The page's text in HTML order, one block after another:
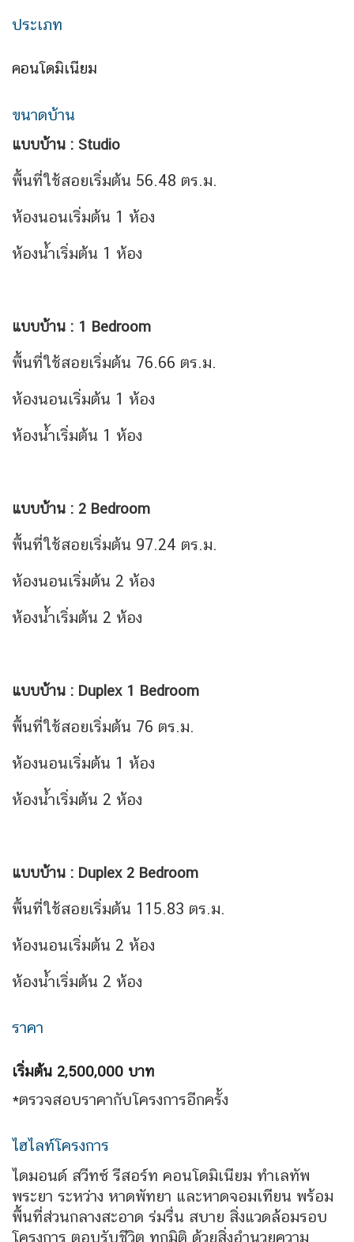
ประเภท
คอนโดมิเนียม
ขนาดบ้าน
แบบบ้าน : Studio
พื้นที่ใช้สอยเริ่มต้น 56.48 ตร.ม.
ห้องนอนเริ่มต้น 1 ห้อง
ห้องน้ำเริ่มต้น 1 ห้อง
แบบบ้าน : 1 Bedroom
พื้นที่ใช้สอยเริ่มต้น 76.66 ตร.ม.
ห้องนอนเริ่มต้น 1 ห้อง
ห้องน้ำเริ่มต้น 1 ห้อง
แบบบ้าน : 2 Bedroom
พื้นที่ใช้สอยเริ่มต้น 97.24 ตร.ม.
ห้องนอนเริ่มต้น 2 ห้อง
ห้องน้ำเริ่มต้น 2 ห้อง
แบบบ้าน : Duplex 1 Bedroom
พื้นที่ใช้สอยเริ่มต้น 76 ตร.ม.
ห้องนอนเริ่มต้น 1 ห้อง
ห้องน้ำเริ่มต้น 2 ห้อง
แบบบ้าน : Duplex 2 Bedroom
พื้นที่ใช้สอยเริ่มต้น 115.83 ตร.ม.
ห้องนอนเริ่มต้น 2 ห้อง
ห้องน้ำเริ่มต้น 2 ห้อง
ราคา
เริ่มต้น 2,500,000 บาท
*ตรวจสอบราคากับโครงการอีกครั้ง
ไฮไลท์โครงการ
ไดมอนด์ สวีทซ์ รีสอร์ท คอนโดมิเนียม ทำเลทัพ
พระยา ระหว่าง หาดพัทยา และหาดจอมเทียน พร้อม
พื้นที่ส่วนกลางสะอาด ร่มรื่น สบาย สิ่งแวดล้อมรอบ
โครงการ ตอบรับชีวิต ทุกมิติ ด้วยสิ่งอำนวยความ